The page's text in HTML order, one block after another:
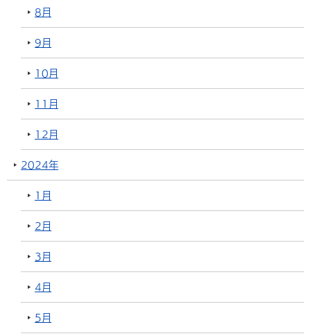
8月
9月
10月
11月
12月
2024年
1月
2月
3月
4月
5月